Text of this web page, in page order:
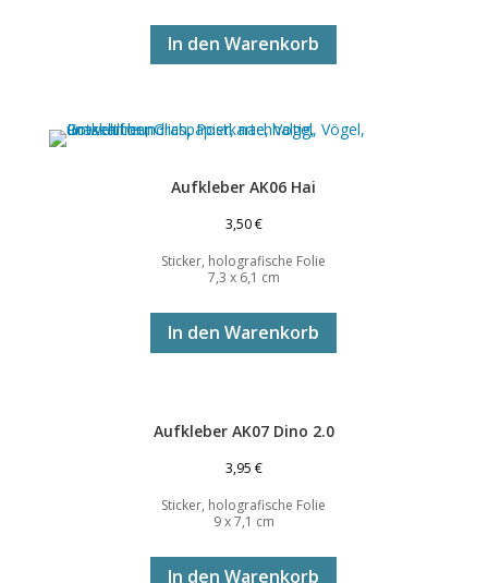
In den Warenkorb
Aufkleber AK06 Hai
3,50€
Sticker, holografische Folie
7,3 x 6,1 cm
In den Warenkorb
Aufkleber AK07 Dino 2.0
3,95 €
Sticker, holografische Folie
9 x 7,1 cm
In den Warenkorb